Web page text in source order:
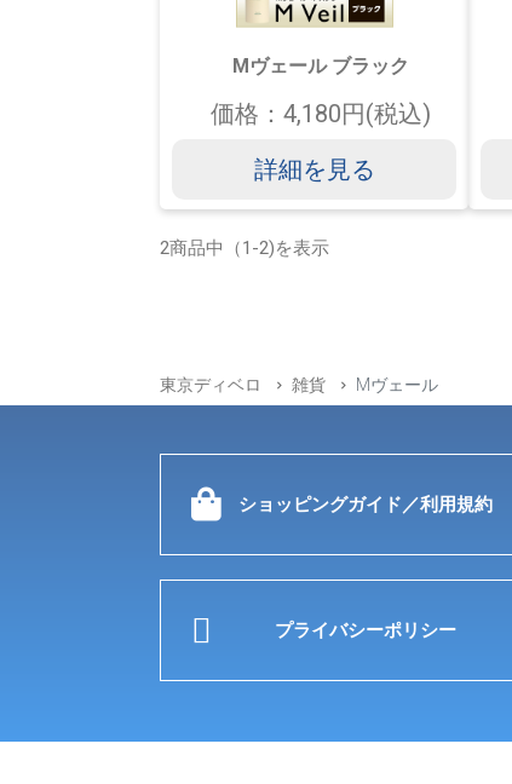
Mヴェール ブラック
価格：4,180円(税込)
詳細を見る
2商品中（1-2)を表示
東京ディベロ 雑貨 Mヴェール
ショッピングガイド／利用規約
プライバシーポリシー